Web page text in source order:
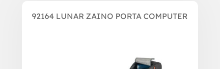
92164 LUNAR ZAINO PORTA COMPUTER